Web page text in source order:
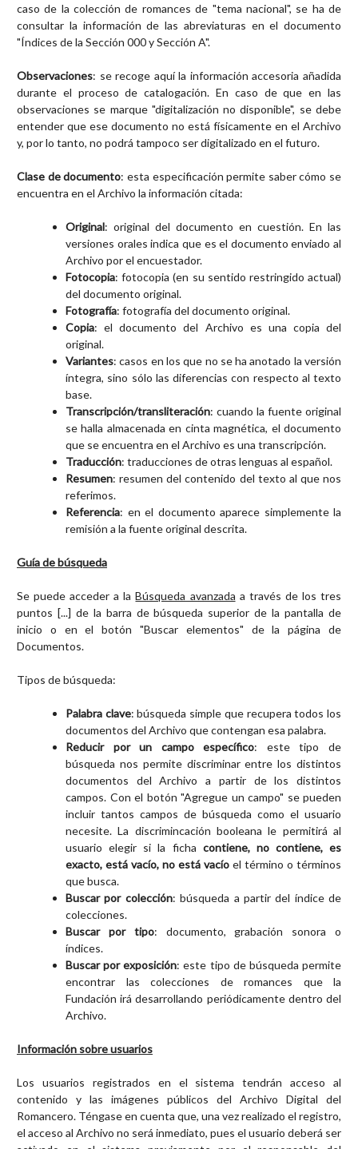
caso de la colección de romances de "tema nacional", se ha de
consultar la información de las abreviaturas en el documento
"Índices de la Sección 000 y Sección A".
Observaciones: se recoge aquí la información accesoria añadida
durante el proceso de catalogación. En caso de que en las
observaciones se marque "digitalización no disponible", se debe
entender que ese documento no está físicamente en el Archivo
y, por lo tanto, no podrá tampoco ser digitalizado en el futuro.
Clase de documento: esta especificación permite saber cómo se
encuentra en el Archivo la información citada:
Original: original del documento en cuestión. En las
versiones orales indica que es el documento enviado al
Archivo por el encuestador.
Fotocopia: fotocopia (en su sentido restringido actual)
del documento original.
Fotografía: fotografía del documento original.
Copia: el documento del Archivo es una copia del
original.
Variantes: casos en los que no se ha anotado la versión
íntegra, sino sólo las diferencias con respecto al texto
base.
Transcripción/transliteración: cuando la fuente original
se halla almacenada en cinta magnética, el documento
que se encuentra en el Archivo es una transcripción.
Traducción: traducciones de otras lenguas al español.
Resumen: resumen del contenido del texto al que nos
referimos.
Referencia: en el documento aparece simplemente la
remisión a la fuente original descrita.
Guía de búsqueda
Se puede acceder a laBúsqueda avanzada a través de los tres
puntos [...] de la barra de búsqueda superior de la pantalla de
inicio o en el botón "Buscar elementos" de la página de
Documentos.
Tipos de búsqueda:
Palabra clave: búsqueda simple que recupera todos los
documentos del Archivo que contengan esa palabra.
Reducir por un campo específico: este tipo de
búsqueda nos permite discriminar entre los distintos
documentos del Archivo a partir de los distintos
campos. Con el botón "Agregue un campo" se pueden
incluir tantos campos de búsqueda como el usuario
necesite. La discrimincación booleana le permitirá al
usuario elegir si la ficha contiene, no contiene, es
exacto, está vacío, no está vacío el término o términos
que busca.
Buscar por colección: búsqueda a partir del índice de
colecciones.
Buscar por tipo: documento, grabación sonora o
índices.
Buscar por exposición: este tipo de búsqueda permite
encontrar las colecciones de romances que la
Fundación irá desarrollando periódicamente dentro del
Archivo.
Información sobre usuarios
Los usuarios registrados en el sistema tendrán acceso al
contenido y las imágenes públicos del Archivo Digital del
Romancero. Téngase en cuenta que, una vez realizado el registro,
el acceso al Archivo no será inmediato, pues el usuario deberá ser